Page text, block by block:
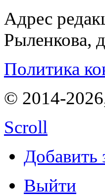
Адрес
Рыленкова,
Политика
© 2014-
Scroll
Добавить
Выйти